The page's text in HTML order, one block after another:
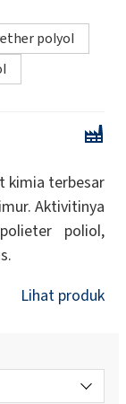
polyol
kimia terbesar
Aktivitinya
poliol,
Lihat produk